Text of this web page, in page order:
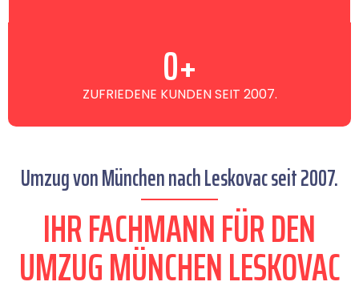
ZUFRIEDENE KUNDEN SEIT 2007.
0+
Umzug von München nach Leskovac seit 2007.
IHR FACHMANN FÜR DEN
UMZUG MÜNCHEN LESKOVAC